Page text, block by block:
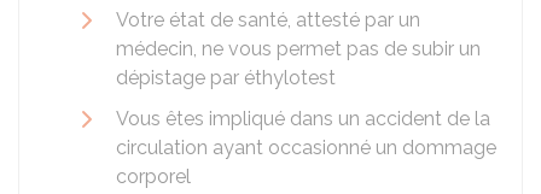
Votre état de santé, attesté par un
médecin, ne vous permet pas de subir un
dépistage par éthylotest
Vous êtes impliqué dans un accident de la
circulation ayant occasionné un dommage
corporel